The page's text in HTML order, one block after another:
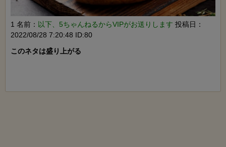
1 名前： 以下、5ちゃんねるからVIPがお送りします 投稿日：
2022/08/28 7:20:48 ID:80
このネタは盛り上がる